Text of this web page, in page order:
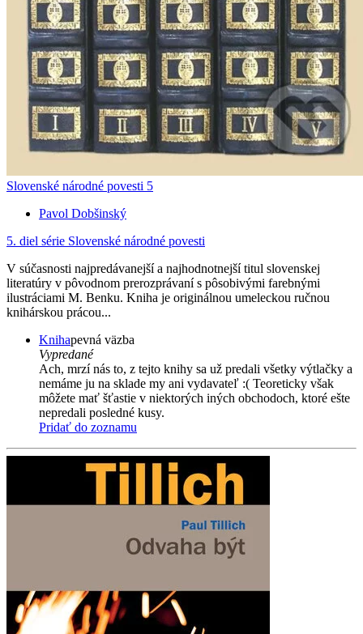
Slovenské národné povesti 5
Pavol Dobšinský
5. diel série Slovenské národné povesti
V súčasnosti najpredávanejší a najhodnotnejší titul slovenskej
literatúry v pôvodnom prerozprávaní s pôsobivými farebnými
ilustráciami M. Benku. Kniha je originálnou umeleckou ručnou
knihárskou prácou...
Knihapevná väzba
Vypredané
Ach, mrzí nás to, z tejto knihy sa už predali všetky výtlačky a
nemáme ju na sklade my ani vydavateľ :( Teoreticky však
môžete mať šťastie v niektorých iných obchodoch, ktoré ešte
nepredali posledné kusy.
Pridať do zoznamu